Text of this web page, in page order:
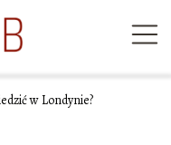
w Londynie?